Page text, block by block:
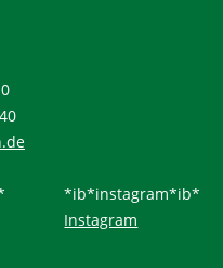
*ib*instagram*ib*
Instagram